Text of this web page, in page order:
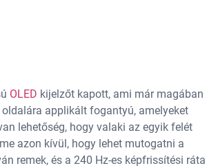
OLED kijelzőt kapott, ami már magában
applikált fogantyú, amelyeket
lehetőség, hogy valaki az egyik felét
azon kívül, hogy lehet mutogatni a
remek, és a 240 Hz-es képfrissítési ráta